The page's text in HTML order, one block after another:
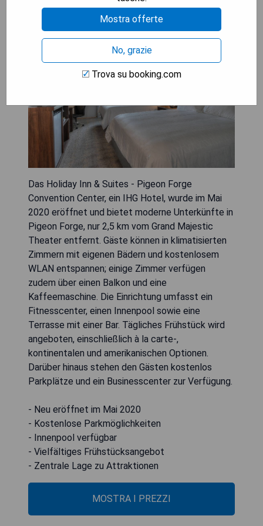
Forge Convention Center
Das Holiday Inn & Suites - Pigeon Forge
Convention Center, ein IHG Hotel, wurde im Mai
2020 eröffnet und bietet moderne Unterkünfte in
Pigeon Forge, nur 2,5 km vom Grand Majestic
Theater entfernt. Gäste können in klimatisierten
Zimmern mit eigenen Bädern und kostenlosem
WLAN entspannen; einige Zimmer verfügen
zudem über einen Balkon und eine
Kaffeemaschine. Die Einrichtung umfasst ein
Fitnesscenter, einen Innenpool sowie eine
Terrasse mit einer Bar. Tägliches Frühstück wird
angeboten, einschließlich à la carte-,
kontinentalen und amerikanischen Optionen.
Darüber hinaus stehen den Gästen kostenlos
Parkplätze und ein Businesscenter zur Verfügung.
- Neu eröffnet im Mai 2020
- Kostenlose Parkmöglichkeiten
- Innenpool verfügbar
- Vielfältiges Frühstücksangebot
- Zentrale Lage zu Attraktionen
MOSTRA I PREZZI
Mostra offerte
No, grazie
Trova su booking.com